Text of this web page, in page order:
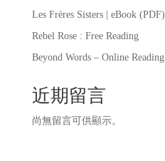
Les Frères Sisters | eBook (PDF)
Rebel Rose : Free Reading
Beyond Words – Online Reading
近期留言
尚無留言可供顯示。